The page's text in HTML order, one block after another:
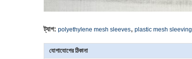
ট্যাগ: polyethylene mesh sleeves, plastic mesh sleeving
যোগাযোগের ঠিকানা